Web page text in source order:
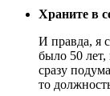
Храните в
И правда, я
было 50
сразу
то